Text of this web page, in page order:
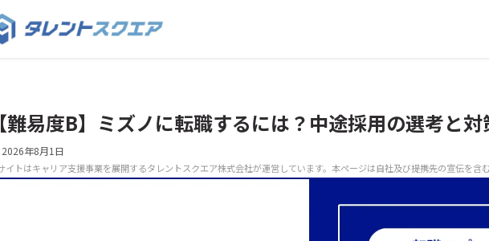
【難易度B】ミズノに転職するには？中途採用の選考と対
2026年8月1日